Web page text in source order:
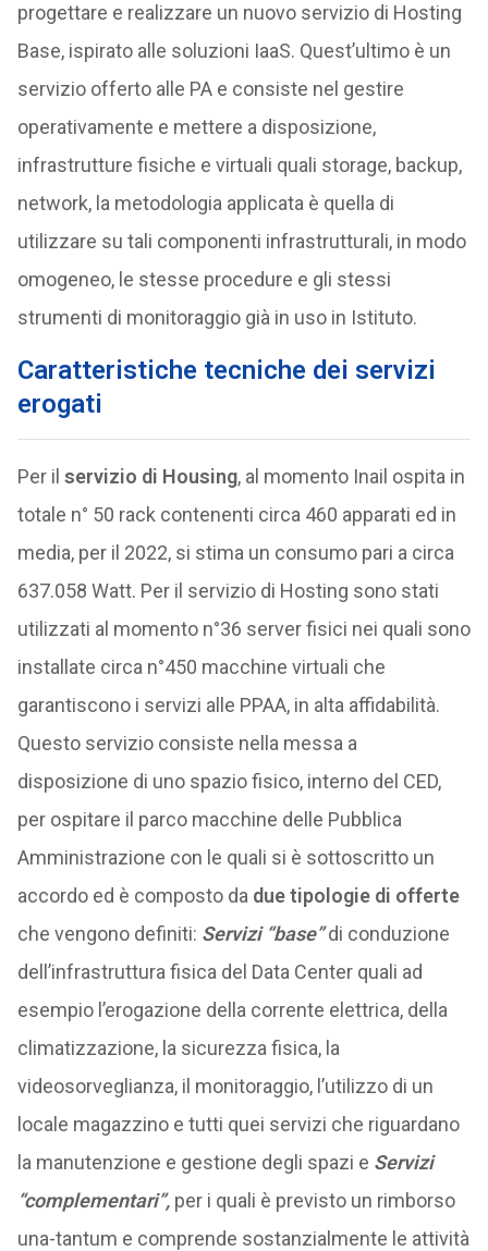
progettare e realizzare un nuovo servizio di Hosting
Base, ispirato alle soluzioni IaaS. Quest’ultimo è un
servizio offerto alle PA e consiste nel gestire
operativamente e mettere a disposizione,
infrastrutture fisiche e virtuali quali storage, backup,
network, la metodologia applicata è quella di
utilizzare su tali componenti infrastrutturali, in modo
omogeneo, le stesse procedure e gli stessi
strumenti di monitoraggio già in uso in Istituto.
Caratteristiche tecniche dei servizi
erogati
Per il servizio di Housing, al momento Inail ospita in
totale n° 50 rack contenenti circa 460 apparati ed in
media, per il 2022, si stima un consumo pari a circa
637.058 Watt. Per il servizio di Hosting sono stati
utilizzati al momento n°36 server fisici nei quali sono
installate circa n°450 macchine virtuali che
garantiscono i servizi alle PPAA, in alta affidabilità.
Questo servizio consiste nella messa a
disposizione di uno spazio fisico, interno del CED,
per ospitare il parco macchine delle Pubblica
Amministrazione con le quali si è sottoscritto un
accordo ed è composto da due tipologie di offerte
che vengono definiti: Servizi “base”di conduzione
dell’infrastruttura fisica del Data Center quali ad
esempio l’erogazione della corrente elettrica, della
climatizzazione, la sicurezza fisica, la
videosorveglianza, il monitoraggio, l’utilizzo di un
locale magazzino e tutti quei servizi che riguardano
la manutenzione e gestione degli spazi e Servizi
“complementari”,per i quali è previsto un rimborso
una-tantum e comprende sostanzialmente le attività